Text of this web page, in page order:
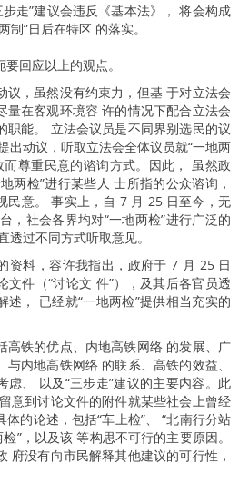
走”建议会违反《基本法》， 将会构成
制”日后在特区 的落实。
回应以上的观点。
议，虽然没有约束力，但基 于对立法会
量在客观环境容 许的情况下配合立法会
职能。 立法会议员是不同界别选民的议
出动议，听取立法会全体议员就“一地两
而尊重民意的谘询方式。因此， 虽然政
两检”进行某些人 士所指的公众谘询，
民意。 事实上，自 7 月 25 日至今，无
，社会各界均对“一地两检”进行广泛的
透过不同方式听取意见。
资料，容许我指出，政府于 7 月 25 日
文件（“讨论文 件”），及其后各官员透
述， 已经就“一地两检”提供相当充实的
高铁的优点、内地高铁网络 的发展、广
内地高铁网络 的联系、高铁的效益、
虑、 以及“三步走”建议的主要内容。此
意到讨论文件的附件就某些社会上曾经
的论述，包括“车上检”、 “北南行分站
”，以及该 等构思不可行的主要原因。
府没有向市民解释其他建议的可行性，